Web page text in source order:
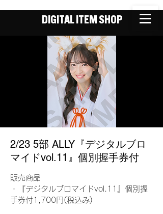
DIGITAL ITEM SHOP
2/23 5部 ALLY『デジタルブロ
マイドvol.11』個別握手券付
販売商品
・『デジタルブロマイドvol.11』個別握
手券付1,700円(税込み)